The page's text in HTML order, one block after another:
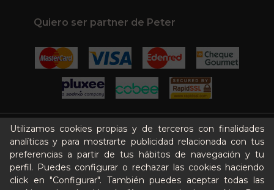
Utilizamos cookies propias y de terceros con finalidades
analíticas y para mostrarte publicidad relacionada con tus
preferencias a partir de tus hábitos de navegación y tu
perfil. Puedes configurar o rechazar las cookies haciendo
click en "Configurar". También puedes aceptar todas las
Quiero ser partner de Peter
Términos y condiciones
Pago seguro
Gestión de Cookies